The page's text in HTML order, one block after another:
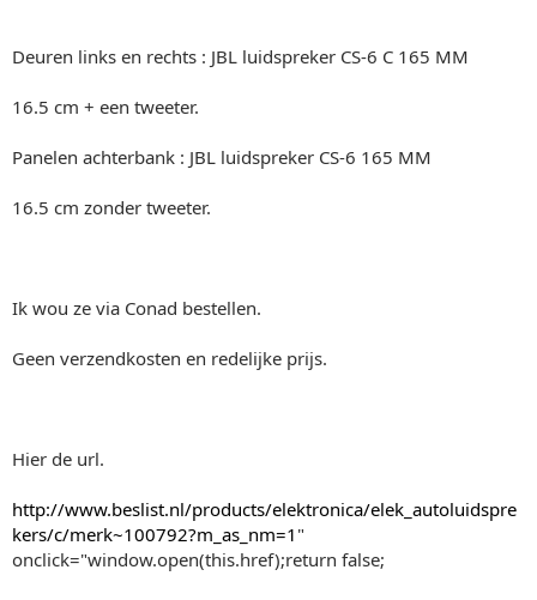
Deuren links en rechts : JBL luidspreker CS-6 C 165 MM
16.5 cm + een tweeter.
Panelen achterbank : JBL luidspreker CS-6 165 MM
16.5 cm zonder tweeter.
Ik wou ze via Conad bestellen.
Geen verzendkosten en redelijke prijs.
Hier de url.
http://www.beslist.nl/products/elektronica/elek_autoluidspre
kers/c/merk~100792?m_as_nm=1 "
onclick="window.open(this.href);return false;